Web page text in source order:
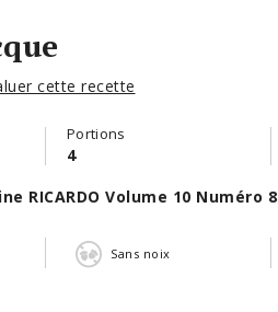
cette recette
Portions
4
RICARDO Volume 10 Numéro 8
Sans noix